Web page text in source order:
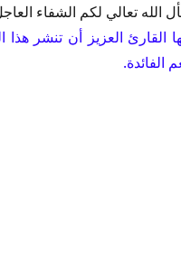
الله تعالي لكم الشفاء
القارئ العزيز أن تنشر
الفائدة.